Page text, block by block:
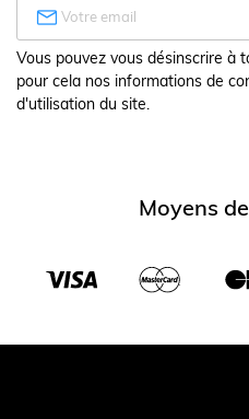

Vous pouvez vous désinscrire à
pour cela nos informations de
d'utilisation du site.
Moyens